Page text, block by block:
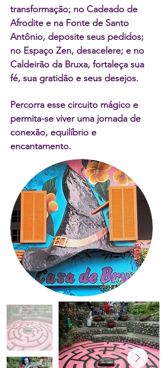
transformação; no Cadeado de
Afrodite e na Fonte de Santo
Antônio, deposite seus pedidos;
no Espaço Zen, desacelere; e no
Caldeirão da Bruxa, fortaleça sua
fé, sua gratidão e seus desejos.
Percorra esse circuito mágico e
permita-se viver uma jornada de
conexão, equilíbrio e
encantamento.